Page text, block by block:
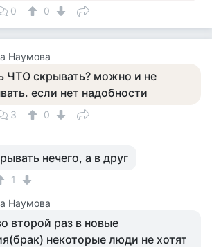
0 0
Наумова
ЧТО скрывать? можно и не
если нет надобности
3
0
нечего, а в друг
1
Наумова
второй раз в новые
некоторые люди не хотят